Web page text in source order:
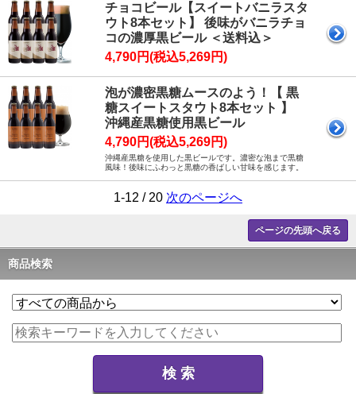
チョコビール【スイートバニラスタ
ウト8本セット】 後味がバニラチョ
コの濃厚黒ビール ＜送料込＞
4,790円(税込5,269円)
泡が濃密黒糖ムースのよう！【 黒
糖スイートスタウト8本セット 】
沖縄産黒糖使用黒ビール
4,790円(税込5,269円)
沖縄産黒糖を使用した黒ビールです。濃密な泡まで黒糖
風味！後味にふわっと黒糖の香ばしい甘味を感じます。
1-12 / 20 次のページへ
ページの先頭へ戻る
商品検索